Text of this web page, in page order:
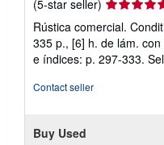
(5-star seller) Seller
rating
5
out
of
Rústica comercial.
335 p., [6] h. de lám.
e índices: p. 297-333.
Contact seller
Buy Used